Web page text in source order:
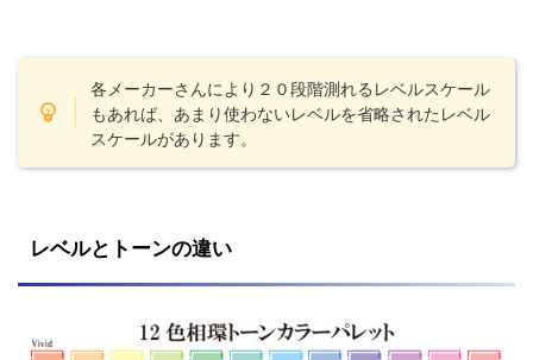
各メーカーさんにより２０段階測れるレベルスケール
もあれば、あまり使わないレベルを省略されたレベル
スケールがあります。
レベルとトーンの違い